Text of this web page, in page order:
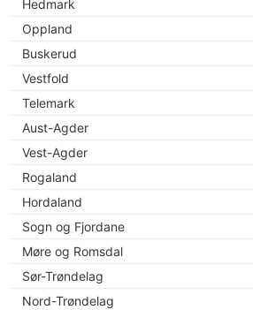
Hedmark
Oppland
Buskerud
Vestfold
Telemark
Aust-Agder
Vest-Agder
Rogaland
Hordaland
Sogn og Fjordane
Møre og Romsdal
Sør-Trøndelag
Nord-Trøndelag